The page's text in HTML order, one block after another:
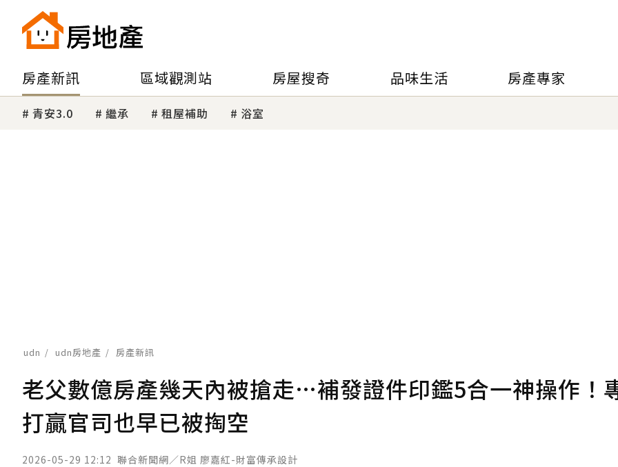
房產新訊 區域觀測站 房屋搜奇 品味生活 房產專家
青安3.0 繼承 租屋補助 浴室
udn udn房地產 房產新訊
老父數億房產幾天內被搶走…補發證件印鑑5合一神操作！
打贏官司也早已被掏空
2026-05-29 12:12 聯合新聞網／R姐 廖嘉紅-財富傳承設計